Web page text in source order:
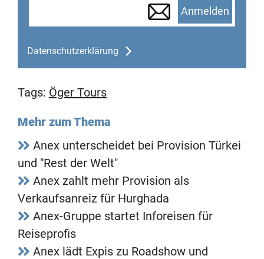
Anmelden
Datenschutzerklärung
Tags: Öger Tours
Mehr zum Thema
Anex unterscheidet bei Provision Türkei
und "Rest der Welt"
Anex zahlt mehr Provision als
Verkaufsanreiz für Hurghada
Anex-Gruppe startet Inforeisen für
Reiseprofis
Anex lädt Expis zu Roadshow und